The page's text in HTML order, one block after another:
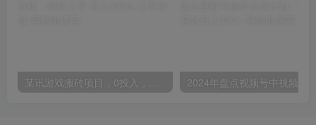
某讯游戏搬砖项目，0投入，可以挂机，轻松上手,月入3000+上不封顶